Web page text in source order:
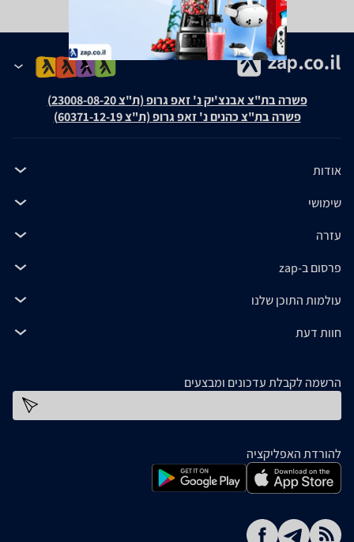
פשרה בת"צ אבנצ'יק נ' זאפ גרופ (ת"צ 23008-08-20)
פשרה בת"צ כהנים נ' זאפ גרופ (ת"צ 60371-12-19)
אודות
שימושי
עזרה
פרסום ב-zap
עולמות התוכן שלנו
חוות דעת
הרשמה לקבלת עדכונים ומבצעים
להורדת האפליקציה